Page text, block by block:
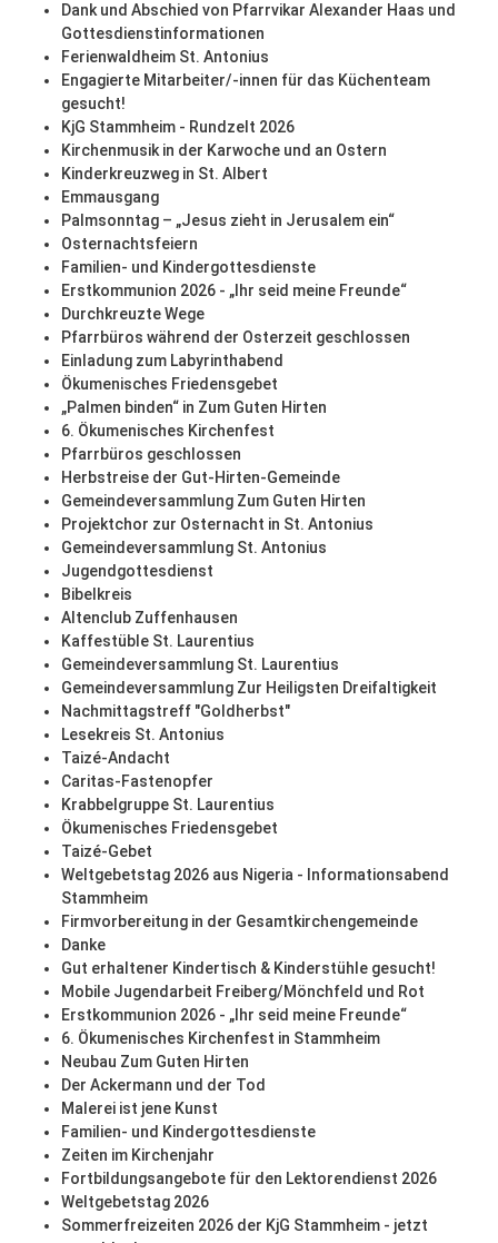
Dank und Abschied von Pfarrvikar Alexander Haas und
Gottesdienstinformationen
Ferienwaldheim St. Antonius
Engagierte Mitarbeiter/-innen für das Küchenteam
gesucht!
KjG Stammheim - Rundzelt 2026
Kirchenmusik in der Karwoche und an Ostern
Kinderkreuzweg in St. Albert
Emmausgang
Palmsonntag – „Jesus zieht in Jerusalem ein“
Osternachtsfeiern
Familien- und Kindergottesdienste
Erstkommunion 2026 - „Ihr seid meine Freunde“
Durchkreuzte Wege
Pfarrbüros während der Osterzeit geschlossen
Einladung zum Labyrinthabend
Ökumenisches Friedensgebet
„Palmen binden“ in Zum Guten Hirten
6. Ökumenisches Kirchenfest
Pfarrbüros geschlossen
Herbstreise der Gut-Hirten-Gemeinde
Gemeindeversammlung Zum Guten Hirten
Projektchor zur Osternacht in St. Antonius
Gemeindeversammlung St. Antonius
Jugendgottesdienst
Bibelkreis
Altenclub Zuffenhausen
Kaffestüble St. Laurentius
Gemeindeversammlung St. Laurentius
Gemeindeversammlung Zur Heiligsten Dreifaltigkeit
Nachmittagstreff "Goldherbst"
Lesekreis St. Antonius
Taizé-Andacht
Caritas-Fastenopfer
Krabbelgruppe St. Laurentius
Ökumenisches Friedensgebet
Taizé-Gebet
Weltgebetstag 2026 aus Nigeria - Informationsabend
Stammheim
Firmvorbereitung in der Gesamtkirchengemeinde
Danke
Gut erhaltener Kindertisch & Kinderstühle gesucht!
Mobile Jugendarbeit Freiberg/Mönchfeld und Rot
Erstkommunion 2026 - „Ihr seid meine Freunde“
6. Ökumenisches Kirchenfest in Stammheim
Neubau Zum Guten Hirten
Der Ackermann und der Tod
Malerei ist jene Kunst
Familien- und Kindergottesdienste
Zeiten im Kirchenjahr
Fortbildungsangebote für den Lektorendienst 2026
Weltgebetstag 2026
Sommerfreizeiten 2026 der KjG Stammheim - jetzt